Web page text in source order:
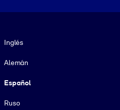
Inglés
Alemán
Español
Ruso